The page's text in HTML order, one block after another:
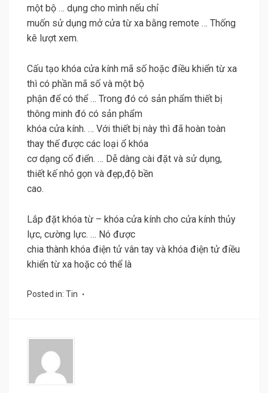
một bộ … dụng cho mình nếu chỉ
muốn sử dụng mở cửa từ xa bằng remote … Thống
kê lượt xem.
Cấu tạo khóa cửa kính mã số hoặc điều khiển từ xa
thì có phần mã số và một bộ
phận để có thể … Trong đó có sản phẩm thiết bị
thông minh đó có sản phẩm
khóa cửa kính. … Với thiết bị này thì đã hoàn toàn
thay thế được các loại ổ khóa
cơ dạng cổ điển. … Dễ dàng cài đặt và sử dụng,
thiết kế nhỏ gọn và đẹp,độ bền
cao.
Lắp đặt khóa từ – khóa cửa kính cho cửa kính thủy
lực, cường lực. … Nó được
chia thành khóa điện tử vân tay và khóa điện tử điều
khiển từ xa hoặc có thể là
Posted in: Tin